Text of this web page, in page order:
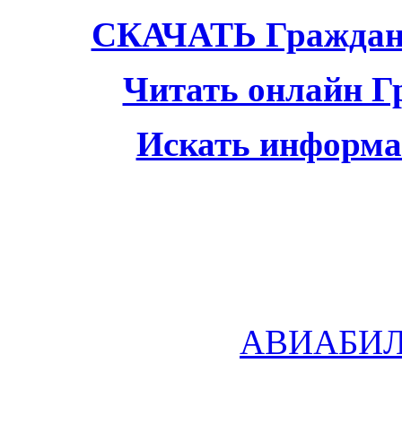
СКАЧАТЬ
Читать онлайн
Искать